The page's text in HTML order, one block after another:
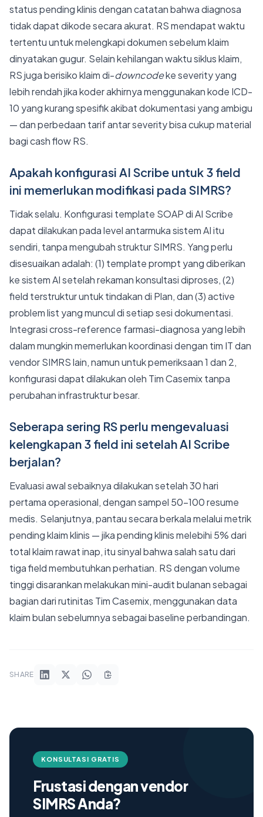
status pending klinis dengan catatan bahwa diagnosa
tidak dapat dikode secara akurat. RS mendapat waktu
tertentu untuk melengkapi dokumen sebelum klaim
dinyatakan gugur. Selain kehilangan waktu siklus klaim,
RS juga berisiko klaim di-downcodeke severity yang
lebih rendah jika koder akhirnya menggunakan kode ICD-
10 yang kurang spesifik akibat dokumentasi yang ambigu
— dan perbedaan tarif antar severity bisa cukup material
bagi cash flow RS.
Apakah konfigurasi AI Scribe untuk 3 field
ini memerlukan modifikasi pada SIMRS?
Tidak selalu. Konfigurasi template SOAP di AI Scribe
dapat dilakukan pada level antarmuka sistem AI itu
sendiri, tanpa mengubah struktur SIMRS. Yang perlu
disesuaikan adalah: (1) template prompt yang diberikan
ke sistem AI setelah rekaman konsultasi diproses, (2)
field terstruktur untuk tindakan di Plan, dan (3) active
problem list yang muncul di setiap sesi dokumentasi.
Integrasi cross-reference farmasi-diagnosa yang lebih
dalam mungkin memerlukan koordinasi dengan tim IT dan
vendor SIMRS lain, namun untuk pemeriksaan 1 dan 2,
konfigurasi dapat dilakukan oleh Tim Casemix tanpa
perubahan infrastruktur besar.
Seberapa sering RS perlu mengevaluasi
kelengkapan 3 field ini setelah AI Scribe
berjalan?
Evaluasi awal sebaiknya dilakukan setelah 30 hari
pertama operasional, dengan sampel 50–100 resume
medis. Selanjutnya, pantau secara berkala melalui metrik
pending klaim klinis — jika pending klinis melebihi 5% dari
total klaim rawat inap, itu sinyal bahwa salah satu dari
tiga field membutuhkan perhatian. RS dengan volume
tinggi disarankan melakukan mini-audit bulanan sebagai
bagian dari rutinitas Tim Casemix, menggunakan data
klaim bulan sebelumnya sebagai baseline perbandingan.
SHARE
KONSULTASI GRATIS
Frustasi dengan vendor
SIMRS Anda?